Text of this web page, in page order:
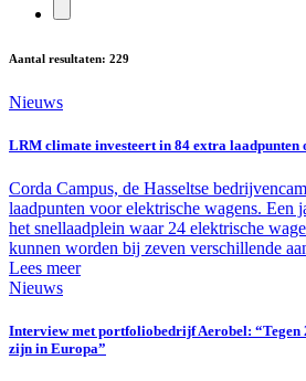
Aantal resultaten: 229
Nieuws
LRM climate investeert in 84 extra laadpunten
Corda Campus, de Hasseltse
laadpunten voor elektrische wagens. Een
het snellaadplein waar 24 elektrische
kunnen worden bij zeven verschillende
Lees meer
Nieuws
Interview met portfoliobedrijf Aerobel:
zijn in Europa”